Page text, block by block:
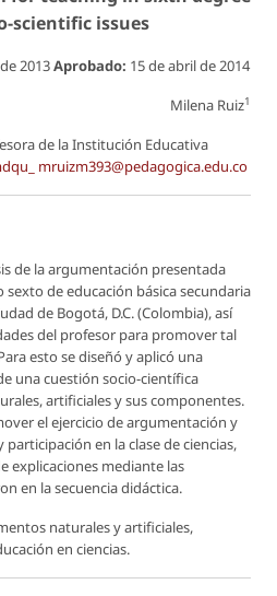
scientific issues
2013Aprobado: 15 de abril de 2014
Milena Ruiz1
de la Institución Educativa
mruizm393@pedagogica.edu.co
de la argumentación presentada
de educación básica secundaria
de Bogotá, D.C. (Colombia), así
del profesor para promover tal
esto se diseñó y aplicó una
una cuestión socio-científica
artificiales y sus componentes.
el ejercicio de argumentación y
en la clase de ciencias,
explicaciones mediante las
en la secuencia didáctica.
naturales y artificiales,
en ciencias.